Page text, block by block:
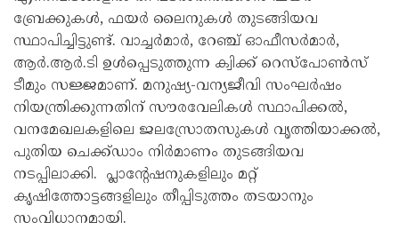
ബ്രേക്കുകൾ, ഫയർ ലൈനുകൾ തുടങ്ങിയവ
സ്ഥാപിച്ചിട്ടുണ്ട്. വാച്ചർമാർ, റേഞ്ച് ഓഫീസർമാർ,
ആർ.ആർ.ടി ഉൾപ്പെടുത്തുന്ന ക്വിക്ക് റെസ്‌പോൺസ്
ടീമും സജ്ജമാണ്. മനുഷ്യ-വന്യജീവി സംഘർഷം
നിയന്ത്രിക്കുന്നതിന് സൗരവേലികൾ സ്ഥാപിക്കൽ,
വനമേഖലകളിലെ ജലസ്രോതസുകൾ വൃത്തിയാക്കൽ,
പുതിയ ചെക്ക്ഡാം നിർമാണം തുടങ്ങിയവ
നടപ്പിലാക്കി. പ്ലാന്റേഷനുകളിലും മറ്റ്
കൃഷിത്തോട്ടങ്ങളിലും തീപ്പിടുത്തം തടയാനും
സംവിധാനമായി.